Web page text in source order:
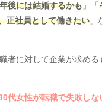
後には結婚するかも 」「
正社員として働きたい 」
者に対して企業が求め
代女性が転職で失敗し